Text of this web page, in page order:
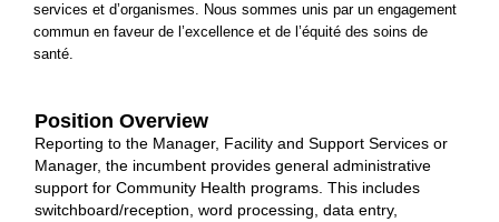
services et d’organismes. Nous sommes unis par un engagement
commun en faveur de l’excellence et de l’équité des soins de
santé.
Position Overview
Reporting to the Manager, Facility and Support Services or
Manager, the incumbent provides general administrative
support for Community Health programs. This includes
switchboard/reception, word processing, data entry,